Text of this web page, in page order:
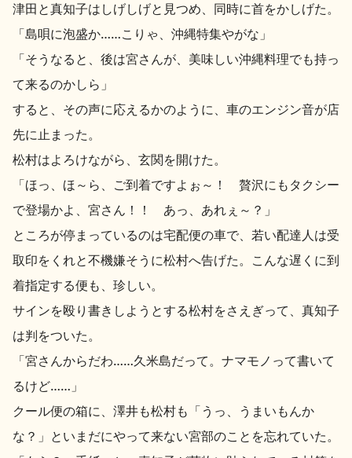
津田と真知子はしげしげと見つめ、同時に首をかしげた。
「島唄に泡盛か……こりゃ、沖縄特集やがな」
「そうなると、後は宮さんが、美味しい沖縄料理でも持っ
て来るのかしら」
すると、その声に応えるかのように、車のエンジン音が店
先に止まった。
松村はよろけながら、玄関を開けた。
「ほっ、ほ～ら、ご到着ですよぉ～！ 贅沢にもタクシー
で登場かよ、宮さん！！ あっ、あれぇ～？」
ところが停まっているのは宅配便の車で、若い配達人は受
取印をくれと不機嫌そうに松村へ告げた。こんな遅くに到
着指定する便も、珍しい。
サインを殴り書きしようとする松村をさえぎって、真知子
は判をついた。
「宮さんからだわ……久米島だって。ナマモノって書いて
るけど……」
クール便の箱に、澤井も松村も「うっ、うまいもんか
な？」といまだにやって来ない宮部のことを忘れていた。